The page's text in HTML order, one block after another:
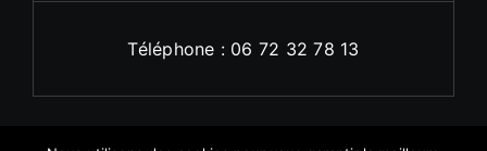
Téléphone : 06 72 32 78 13